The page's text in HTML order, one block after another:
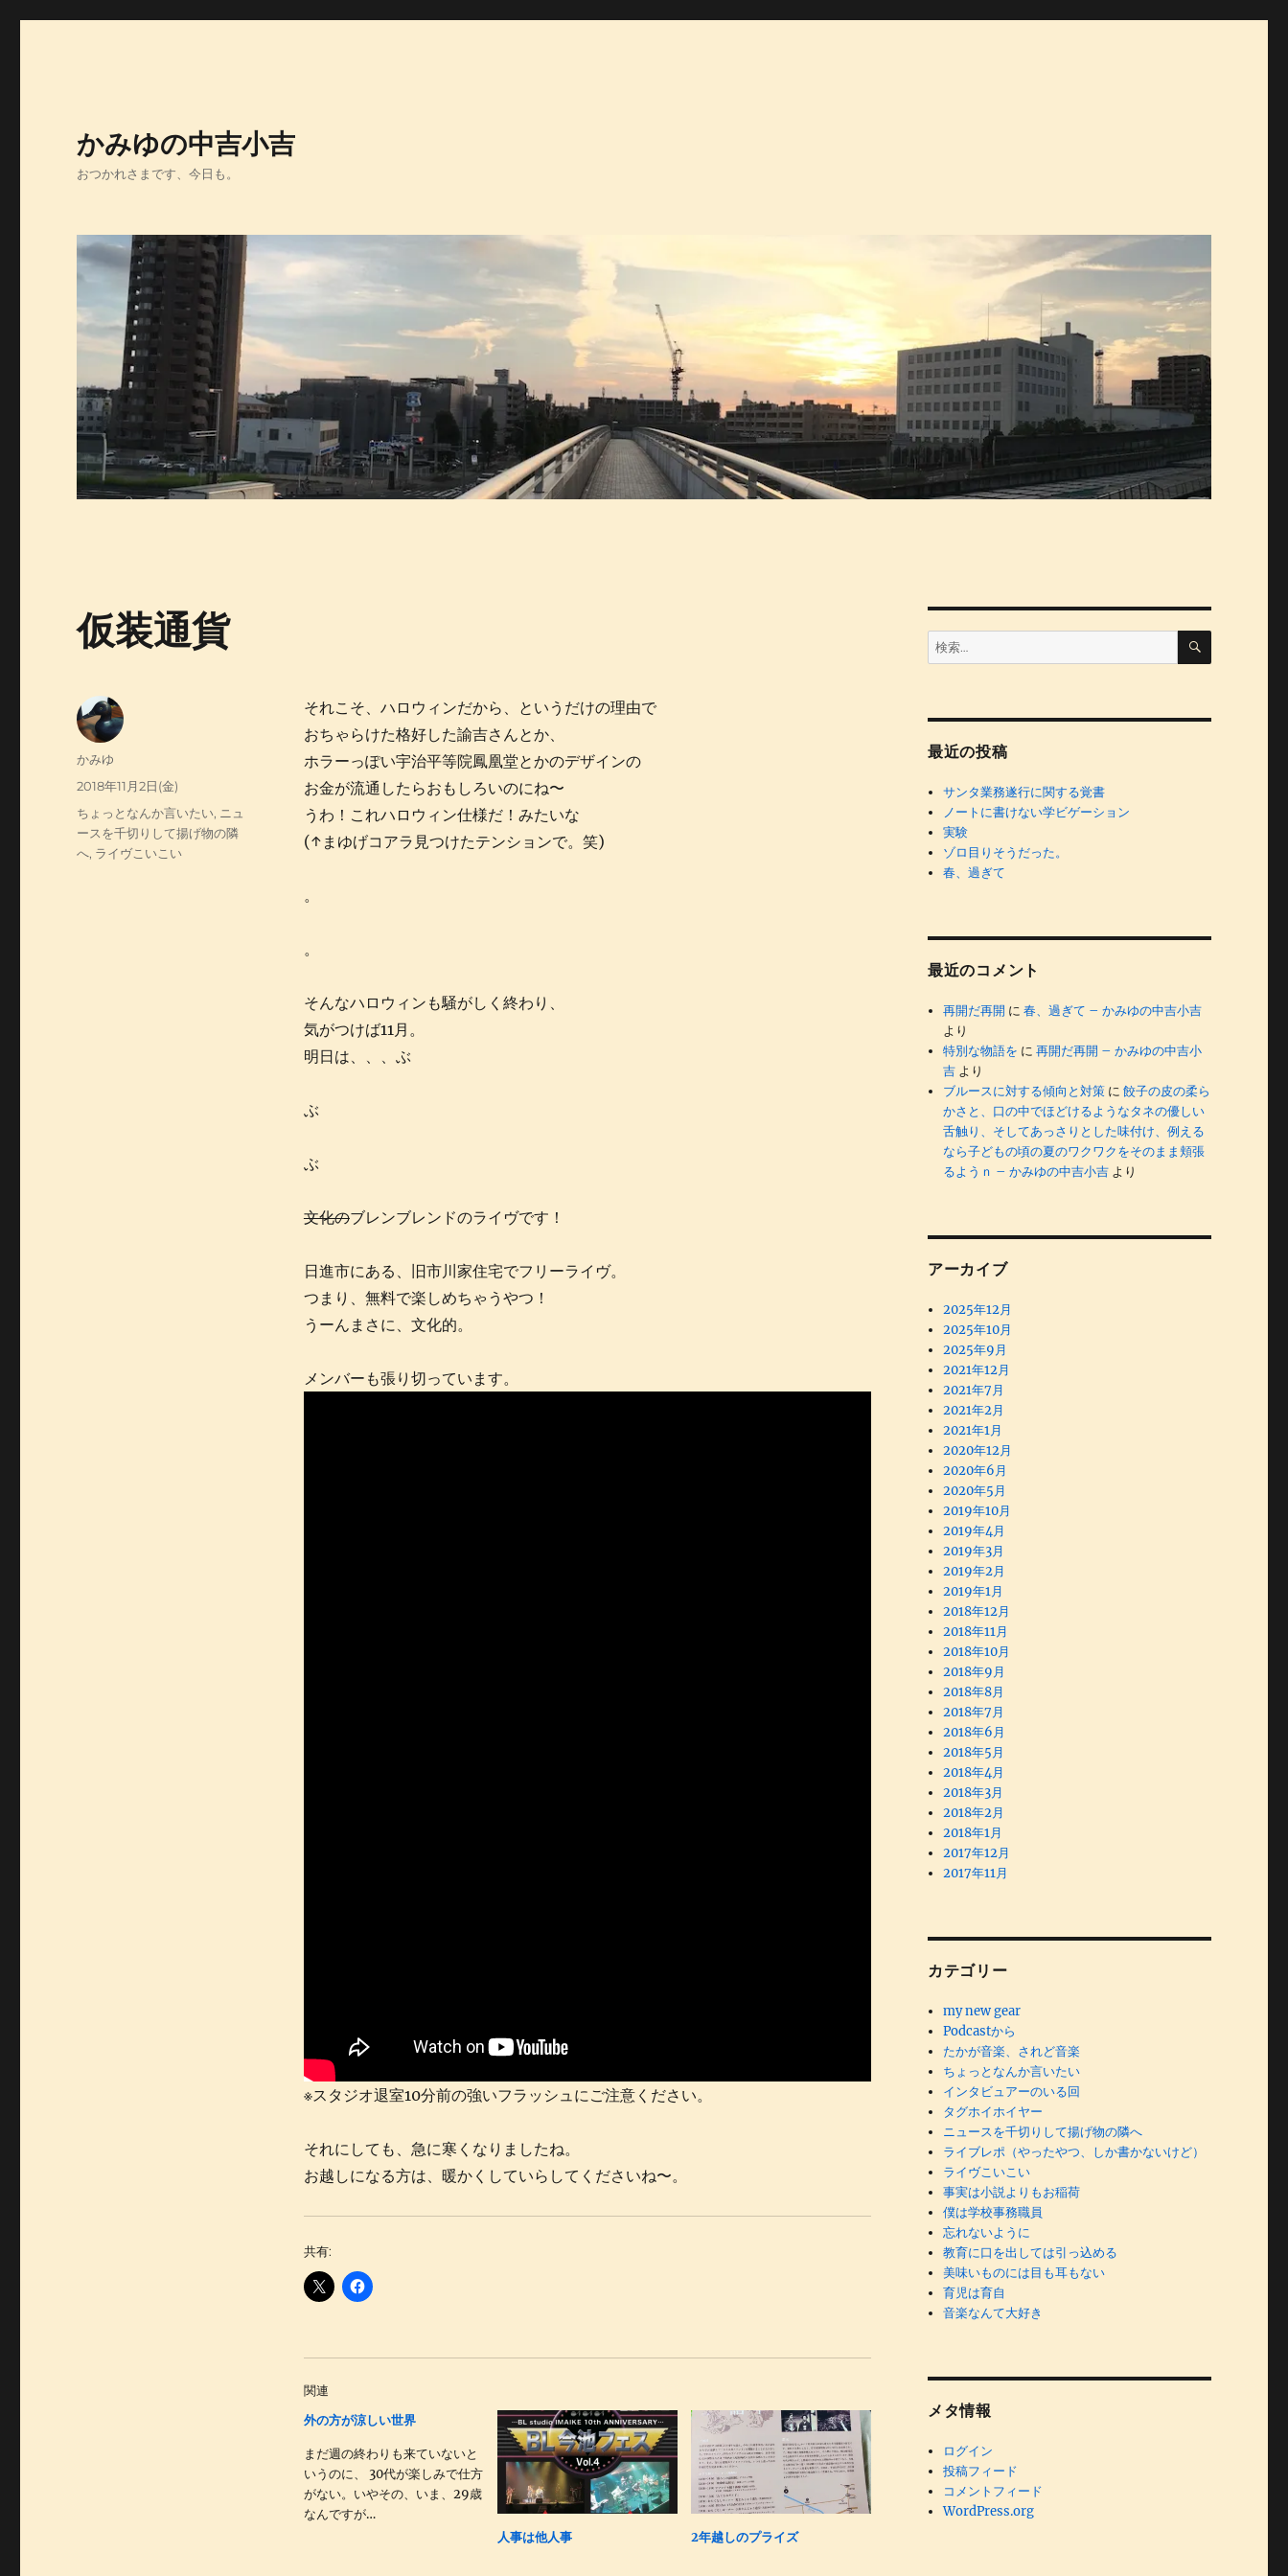
かみゆの中吉小吉
おつかれさまです、今日も。
仮装通貨
それこそ、ハロウィンだから、というだけの理由で
おちゃらけた格好した諭吉さんとか、
ホラーっぽい宇治平等院鳳凰堂とかのデザインの
お金が流通したらおもしろいのにね〜
うわ！これハロウィン仕様だ！みたいな
(↑まゆげコアラ見つけたテンションで。笑)
。
。
そんなハロウィンも騒がしく終わり、
気がつけば11月。
明日は、、、ぶ
ぶ
ぶ
文化のブレンブレンドのライヴです！
日進市にある、旧市川家住宅でフリーライヴ。
つまり、無料で楽しめちゃうやつ！
うーんまさに、文化的。
メンバーも張り切っています。
※スタジオ退室10分前の強いフラッシュにご注意ください。
それにしても、急に寒くなりましたね。
お越しになる方は、暖かくしていらしてくださいね〜。
共有:
関連
外の方が涼しい世界
まだ週の終わりも来ていないと
いうのに、 30代が楽しみで仕方
がない。いやその、いま、29歳
なんですが…
人事は他人事
2年越しのプライズ
投
稿
かみゆ
投
稿
2018年11月2日(金)
カ
テ
ゴ
ちょっとなんか言いたい, ニュ
ースを千切りして揚げ物の隣
へ, ライヴこいこい
検
索:
検
最近の投稿
サンタ業務遂行に関する覚書
ノートに書けない学ビゲーション
実験
ゾロ目りそうだった。
春、過ぎて
最近のコメント
再開だ再開 に春、過ぎて – かみゆの中吉小吉
より
特別な物語を に再開だ再開 – かみゆの中吉小
吉 より
ブルースに対する傾向と対策 に餃子の皮の柔ら
かさと、口の中でほどけるようなタネの優しい
舌触り、そしてあっさりとした味付け、例える
なら子どもの頃の夏のワクワクをそのまま頬張
るようｎ – かみゆの中吉小吉 より
アーカイブ
2025年12月
2025年10月
2025年9月
2021年12月
2021年7月
2021年2月
2021年1月
2020年12月
2020年6月
2020年5月
2019年10月
2019年4月
2019年3月
2019年2月
2019年1月
2018年12月
2018年11月
2018年10月
2018年9月
2018年8月
2018年7月
2018年6月
2018年5月
2018年4月
2018年3月
2018年2月
2018年1月
2017年12月
2017年11月
カテゴリー
my new gear
Podcastから
たかが音楽、されど音楽
ちょっとなんか言いたい
インタビュアーのいる回
タグホイホイヤー
ニュースを千切りして揚げ物の隣へ
ライブレポ（やったやつ、しか書かないけど）
ライヴこいこい
事実は小説よりもお稲荷
僕は学校事務職員
忘れないように
教育に口を出しては引っ込める
美味いものには目も耳もない
育児は育自
音楽なんて大好き
メタ情報
ログイン
投稿フィード
コメントフィード
WordPress.org